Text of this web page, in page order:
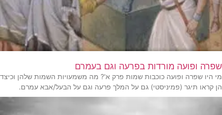
שפרה ופועה מורדות בפרעה וגם בעמרם
מי היו שפרה ופועה כוכבות שמות פרק א'? מה משמעויות השמות שלהן וכיצד
הן קראו תיגר (פמיניסטי) גם על המלך פרעה וגם על הבעל/אבא עמרם.